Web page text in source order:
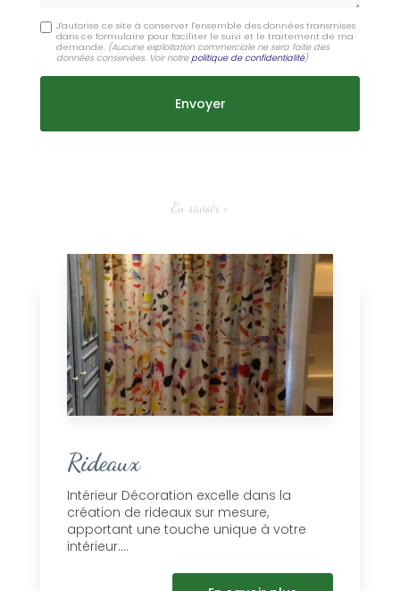
J'autorise ce site à conserver l'ensemble des données transmises
dans ce formulaire pour faciliter le suivi et le traitement de ma
demande. (Aucune exploitation commerciale ne sera faite des
données conservées. Voir notrepolitique de confidentialité)
En savoir +
Rideaux
Intérieur Décoration excelle dans la
création de rideaux sur mesure,
apportant une touche unique à votre
intérieur....